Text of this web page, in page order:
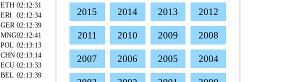
ETH 02:12:31
ERI
02:12:34
GER 02:12:39
MNG02:12:41
POL 02:13:13
CHN 02:13:14
ECU 02:13:33
BEL 02:13:39
2015 2014 2013 2012
2011 2010 2009 2008
2007 2006 2005 2004